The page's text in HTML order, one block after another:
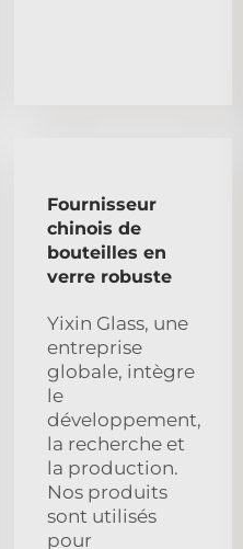
Fournisseur
chinois de
bouteilles en
verre robuste
Yixin Glass, une
entreprise
globale, intègre
le
développement,
la recherche et
la production.
Nos produits
sont utilisés
pour